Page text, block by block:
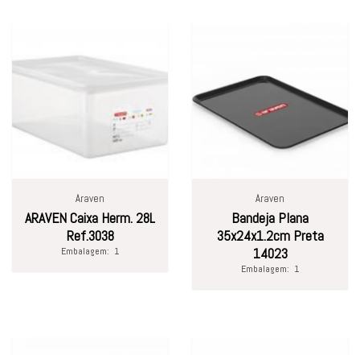
Araven
ARAVEN Caixa Herm. 28L
Ref.3038
Embalagem: 1
Araven
Bandeja Plana
35x24x1.2cm Preta
14023
Embalagem: 1